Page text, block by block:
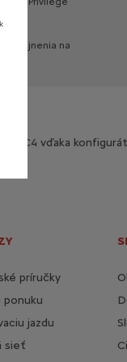
Výkon
Viac detailov
zverejnenia na
C4 vďaka
príručky
ponuku
jazdu
sieť